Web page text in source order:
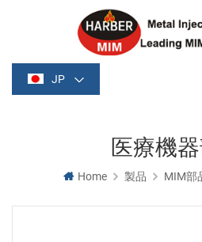
JP
医療機
Home 製品 MIM部